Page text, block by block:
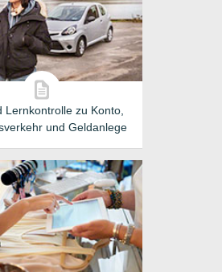
Lernkontrolle zu Konto,
und Geldanlege